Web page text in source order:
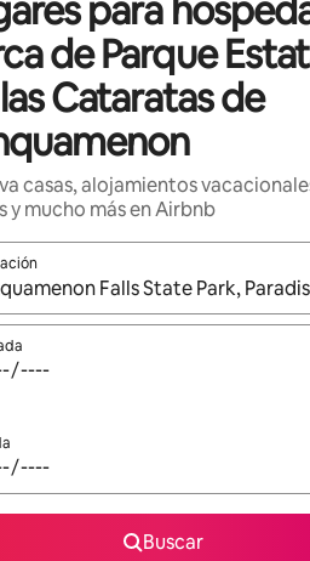
para
de Parque
Cataratas de
casas, alojamientos
y mucho más en Airbnb
los resultados estén disponibles,
Buscar